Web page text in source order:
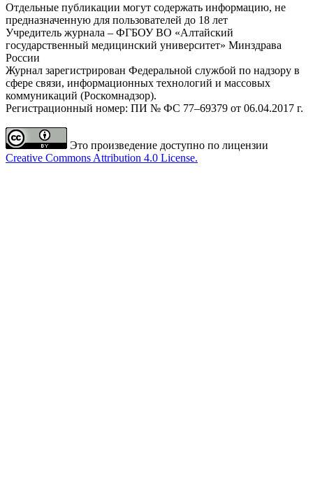
Отдельные публикации могут содержать информацию, не
предназначенную для пользователей до 18 лет
Учредитель журнала – ФГБОУ ВО «Алтайский
государственный медицинский университет» Минздрава
России
Журнал зарегистрирован Федеральной службой по надзору в
сфере связи, информационных технологий и массовых
коммуникаций (Роскомнадзор).
Регистрационный номер: ПИ № ФС 77–69379 от 06.04.2017 г.
Это произведение доступно по лицензии
Creative Commons Attribution 4.0 License.